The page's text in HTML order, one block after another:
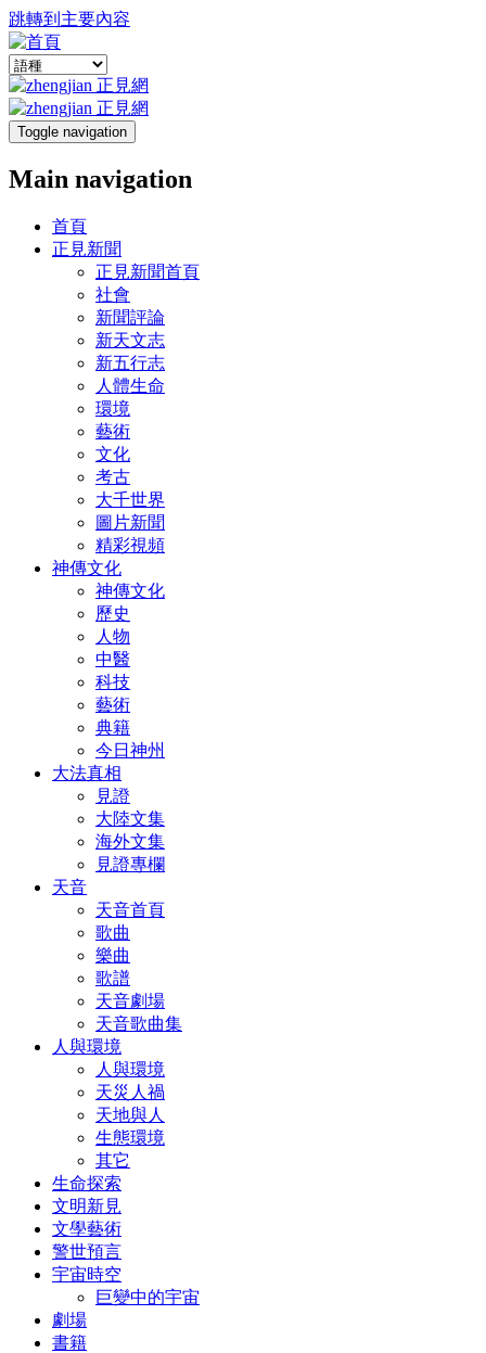
跳轉到主要內容
Toggle navigation
Main navigation
首頁
正見新聞
正見新聞首頁
社會
新聞評論
新天文志
新五行志
人體生命
環境
藝術
文化
考古
大千世界
圖片新聞
精彩視頻
神傳文化
神傳文化
歷史
人物
中醫
科技
藝術
典籍
今日神州
大法真相
見證
大陸文集
海外文集
見證專欄
天音
天音首頁
歌曲
樂曲
歌譜
天音劇場
天音歌曲集
人與環境
人與環境
天災人禍
天地與人
生態環境
其它
生命探索
文明新見
文學藝術
警世預言
宇宙時空
巨變中的宇宙
劇場
書籍